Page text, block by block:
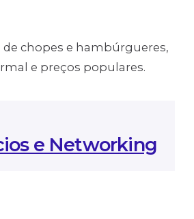
de chopes e hambúrgueres,
e preços populares.
e Networking